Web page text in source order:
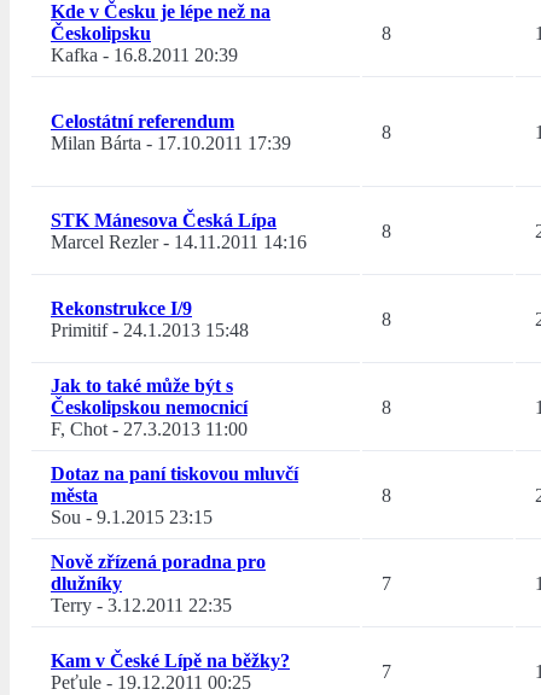
Kde v Česku je lépe než na
Českolipsku
Kafka - 16.8.2011 20:39
8
Celostátní referendum
Milan Bárta - 17.10.2011 17:39
8
STK Mánesova Česká Lípa
Marcel Rezler- 14.11.2011 14:16
8
Rekonstrukce I/9
Primitif- 24.1.2013 15:48
8
Jak to také může být s
Českolipskou nemocnicí
F, Chot- 27.3.2013 11:00
8
Dotaz na paní tiskovou mluvčí
města
Sou - 9.1.2015 23:15
8
Nově zřízená poradna pro
dlužníky
Terry - 3.12.2011 22:35
7
Kam v České Lípě na běžky?
Peťule - 19.12.2011 00:25
7